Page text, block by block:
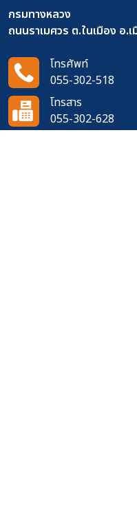
กรมทางหลวง
ถนนราเมศวร ต.ในเมือง อ
โทรศัพท์
055-302-518
โทรสาร
055-302-628